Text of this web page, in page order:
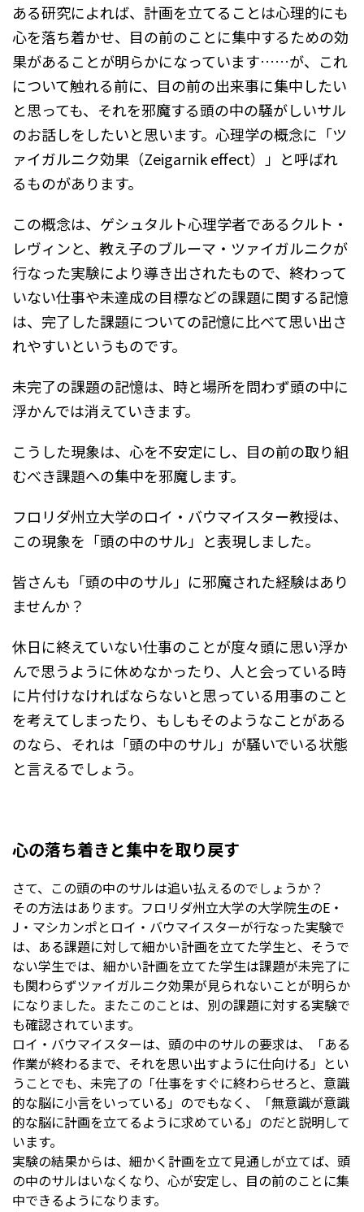
ある研究によれば、計画を立てることは心理的にも
心を落ち着かせ、目の前のことに集中するための効
果があることが明らかになっています……が、これ
について触れる前に、目の前の出来事に集中したい
と思っても、それを邪魔する頭の中の騒がしいサル
のお話しをしたいと思います。心理学の概念に「ツ
ァイガルニク効果（Zeigarnik effect）」と呼ばれ
るものがあります。
この概念は、ゲシュタルト心理学者であるクルト・
レヴィンと、教え子のブルーマ・ツァイガルニクが
行なった実験により導き出されたもので、終わって
いない仕事や未達成の目標などの課題に関する記憶
は、完了した課題についての記憶に比べて思い出さ
れやすいというものです。
未完了の課題の記憶は、時と場所を問わず頭の中に
浮かんでは消えていきます。
こうした現象は、心を不安定にし、目の前の取り組
むべき課題への集中を邪魔します。
フロリダ州立大学のロイ・バウマイスター教授は、
この現象を「頭の中のサル」と表現しました。
皆さんも「頭の中のサル」に邪魔された経験はあり
ませんか？
休日に終えていない仕事のことが度々頭に思い浮か
んで思うように休めなかったり、人と会っている時
に片付けなければならないと思っている用事のこと
を考えてしまったり、もしもそのようなことがある
のなら、それは「頭の中のサル」が騒いでいる状態
と言えるでしょう。
心の落ち着きと集中を取り戻す
さて、この頭の中のサルは追い払えるのでしょうか？
その方法はあります。フロリダ州立大学の大学院生のE・
J・マシカンポとロイ・バウマイスターが行なった実験で
は、ある課題に対して細かい計画を立てた学生と、そうで
ない学生では、細かい計画を立てた学生は課題が未完了に
も関わらずツァイガルニク効果が見られないことが明らか
になりました。またこのことは、別の課題に対する実験で
も確認されています。
ロイ・バウマイスターは、頭の中のサルの要求は、「ある
作業が終わるまで、それを思い出すように仕向ける」とい
うことでも、未完了の「仕事をすぐに終わらせろと、意識
的な脳に小言をいっている」のでもなく、「無意識が意識
的な脳に計画を立てるように求めている」のだと説明して
います。
実験の結果からは、細かく計画を立て見通しが立てば、頭
の中のサルはいなくなり、心が安定し、目の前のことに集
中できるようになります。